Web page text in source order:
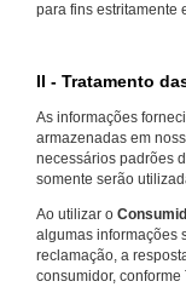
para fins estritamente
II - Tratamento
As informações
armazenadas em
necessários padrões
somente serão
Ao utilizar o
algumas informações
reclamação, a
consumidor, conforme